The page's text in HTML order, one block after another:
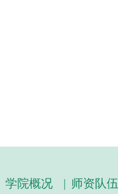
学院概况 | 师资队伍